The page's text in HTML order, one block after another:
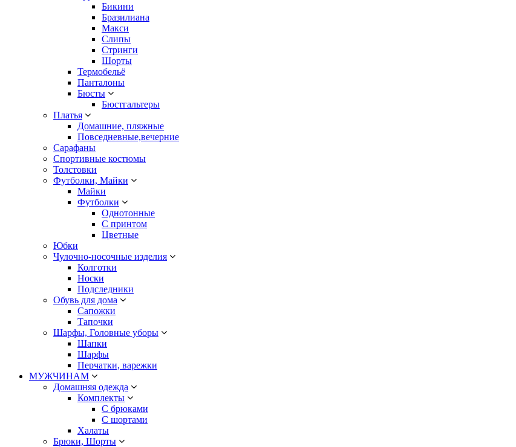
Бикини
Бразилиана
Макси
Слипы
Стринги
Шорты
Термобельё
Панталоны
Бюсты
Бюстгальтеры
Платья
Домашние, пляжные
Повседневные,вечерние
Сарафаны
Спортивные костюмы
Толстовки
Футболки, Майки
Майки
Футболки
Однотонные
С принтом
Цветные
Юбки
Чулочно-носочные изделия
Колготки
Носки
Подследники
Обувь для дома
Сапожки
Тапочки
Шарфы, Головные уборы
Шапки
Шарфы
Перчатки, варежки
МУЖЧИНАМ
Домашняя одежда
Комплекты
С брюками
С шортами
Халаты
Брюки, Шорты